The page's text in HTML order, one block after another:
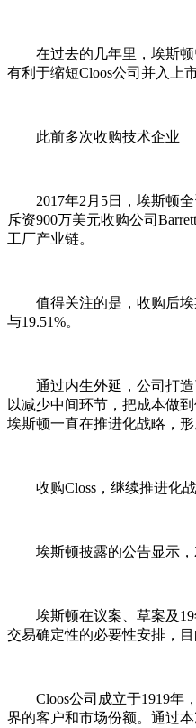
在过去的几年里，埃斯
有利于缩短Cloos公司并入上
此前多次收购技术企业
2017年2月5日，埃斯顿
斥资900万美元收购公司
工厂产业链。
值得关注的是，收购后
与19.51%。
通过内生外延，公司打
以减少中间环节，把成本做
埃斯顿一直在推进化战略，
收购Closs，继续推进化
埃斯顿披露的公告显示，
埃斯顿在议案、草案及
交易确定性的必要性安排，
Cloos公司成立于1919
界的客户和市场份额。通过